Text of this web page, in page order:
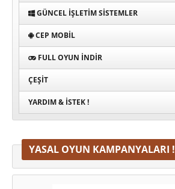
GÜNCEL İŞLETIM SISTEMLER
CEP MOBIL
FULL OYUN İNDIR
ÇEŞIT
YARDIM & İSTEK !
YASAL OYUN KAMPANYALARI !